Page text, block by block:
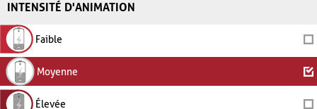
INTENSITÉ D'ANIMATION
Faible
Moyenne
Élevée